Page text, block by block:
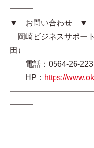
━━━
▼ お問い合わせ ▼
岡崎ビジネスサポー
田）
電話：0564-26-
HP： https://
━━━